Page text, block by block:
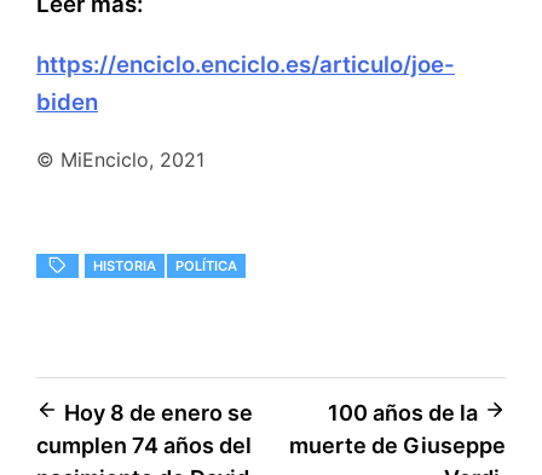
https://enciclo.enciclo.es/articulo/joe-
biden
© MiEnciclo, 2021
HISTORIA POLÍTICA
Navegación
de
Hoy 8 de enero se
cumplen 74 años del
100 años de la
muerte de Giuseppe